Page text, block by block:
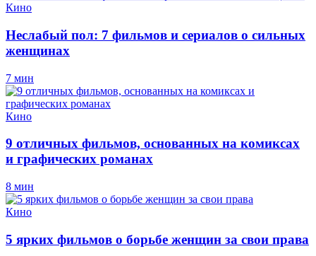
Кино
Неслабый пол: 7 фильмов и сериалов о сильных
женщинах
7 мин
Кино
9 отличных фильмов, основанных на комиксах
и графических романах
8 мин
Кино
5 ярких фильмов о борьбе женщин за свои права